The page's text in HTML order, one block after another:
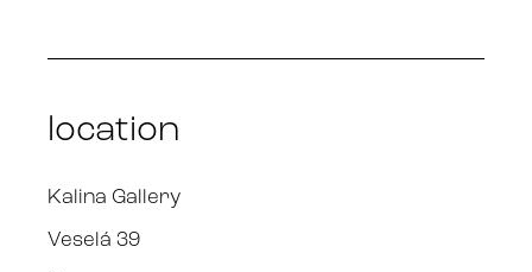
location
Kalina Gallery
Veselá 39